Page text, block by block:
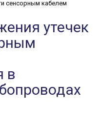
утечек
в